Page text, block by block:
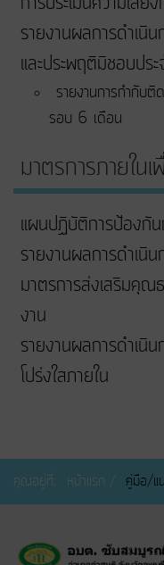
รายงานผลการดำเนิ
และประพฤติมิชอบประ
รายงานการกำกับติ
รอบ 6 เดือน
มาตรการภายใน
แผนปฏิบัติการป้องกั
รายงานผลการดำเนิ
มาตรการส่งเสริมคุณ
งาน
รายงานผลการดำเนิ
โปร่งใสภายใน
คุณอยู่ที่: หน้าแรก คู่มือ/แ